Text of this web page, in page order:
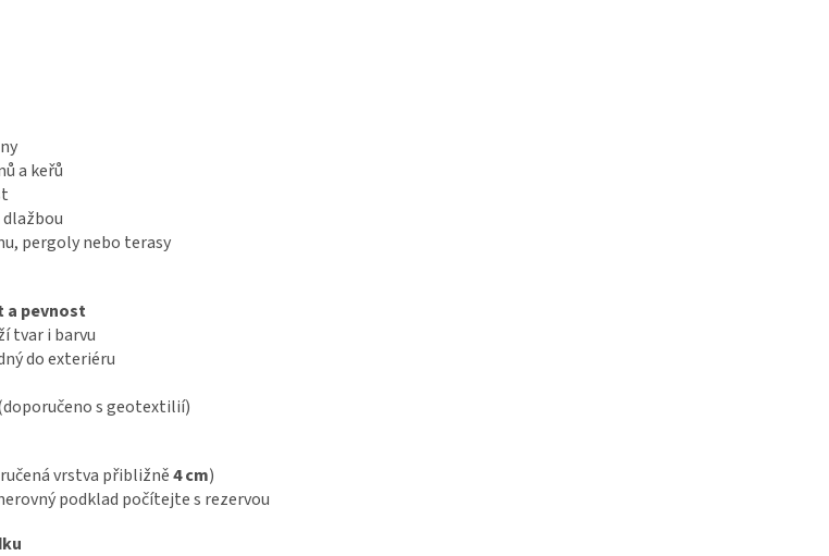
a keřů
dlažbou
pergoly nebo terasy
a pevnost
tvar i barvu
do exteriéru
s geotextilií)
vrstva přibližně4 cm)
podklad počítejte s rezervou